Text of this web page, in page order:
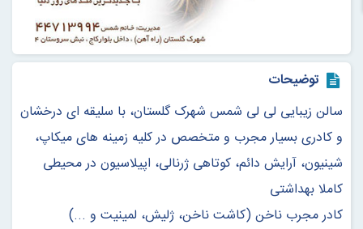
توضیحات
سالن زيبايى لى لى شمس شهرک گلستان، با سليقه اى درخشان
و كادرى بسيار مجرب و متخصص در كليه زمينه هاى ميكاپ،
شينيون، آرايش دائم، كوتاهى ژرنالى، اپيلاسيون در محيطى
كاملا بهداشتى
كادر مجرب ناخن (كاشت ناخن، ژليش، لمينيت و ...)